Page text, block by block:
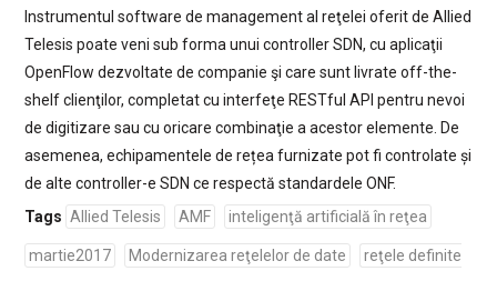
Instrumentul software de management al reţelei oferit de Allied
Telesis poate veni sub forma unui controller SDN, cu aplicaţii
OpenFlow dezvoltate de companie şi care sunt livrate off-the-
shelf clienţilor, completat cu interfeţe RESTful API pentru nevoi
de digitizare sau cu oricare combinaţie a acestor elemente. De
asemenea, echipamentele de rețea furnizate pot fi controlate și
de alte controller-e SDN ce respectă standardele ONF.
Tags Allied Telesis AMF inteligenţă artificială în reţea
martie2017 Modernizarea reţelelor de date reţele definite